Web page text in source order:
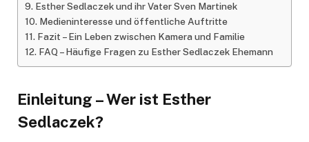
Esther Sedlaczek und ihr Vater Sven Martinek
Medieninteresse und öffentliche Auftritte
Fazit – Ein Leben zwischen Kamera und Familie
FAQ – Häufige Fragen zu Esther Sedlaczek Ehemann
Einleitung – Wer ist Esther
Sedlaczek?